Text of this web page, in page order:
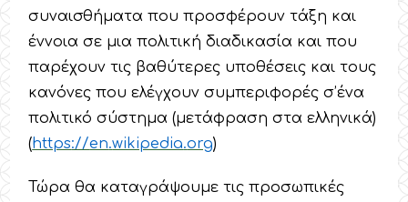
συναισθήματα που προσφέρουν τάξη και
έννοια σε μια πολιτική διαδικασία και που
παρέχουν τις βαθύτερες υποθέσεις και τους
κανόνες που ελέγχουν συμπεριφορές σ’ένα
πολιτικό σύστημα (μετάφραση στα ελληνικά)
(https://en.wikipedia.org)
Τώρα θα καταγράψουμε τις προσωπικές